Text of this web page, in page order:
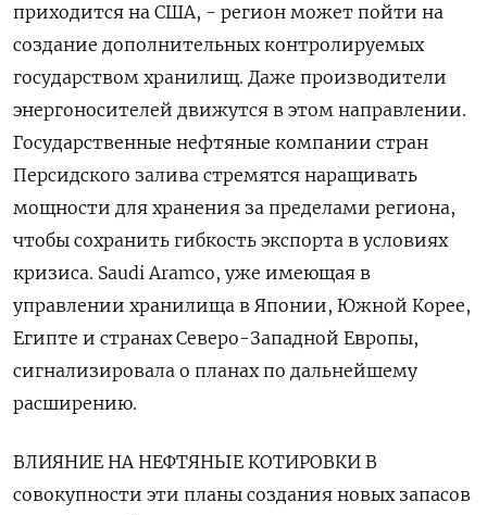
приходится на США, - регион может пойти на
создание дополнительных контролируемых
государством хранилищ. Даже производители
энергоносителей движутся в этом направлении.
Государственные нефтяные компании стран
Персидского залива стремятся наращивать
мощности для хранения за пределами региона,
чтобы сохранить гибкость экспорта в условиях
кризиса. Saudi Aramco, уже имеющая в
управлении хранилища в Японии, Южной Корее,
Египте и странах Северо-Западной Европы,
сигнализировала о планах по дальнейшему
расширению.
ВЛИЯНИЕ НА НЕФТЯНЫЕ КОТИРОВКИ В
совокупности эти планы создания новых запасов